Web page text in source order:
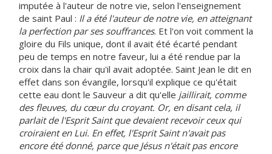
imputée à l'auteur de notre vie, selon l'enseignement
de saint Paul : Il a été l'auteur de notre vie, en atteignant
la perfection par ses souffrances. Et l'on voit comment la
gloire du Fils unique, dont il avait été écarté pendant
peu de temps en notre faveur, lui a été rendue par la
croix dans la chair qu'il avait adoptée. Saint Jean le dit en
effet dans son évangile, lorsqu'il explique ce qu'était
cette eau dont le Sauveur a dit qu'elle jaillirait, comme
des fleuves, du cœur du croyant. Or, en disant cela, il
parlait de l'Esprit Saint que devaient recevoir ceux qui
croiraient en Lui. En effet, l'Esprit Saint n'avait pas
encore été donné, parce que Jésus n'était pas encore